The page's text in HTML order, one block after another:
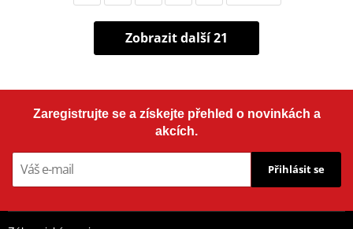
Zobrazit další 21
Zaregistrujte se a získejte přehled o novinkách a
akcích.
Přihlásit se